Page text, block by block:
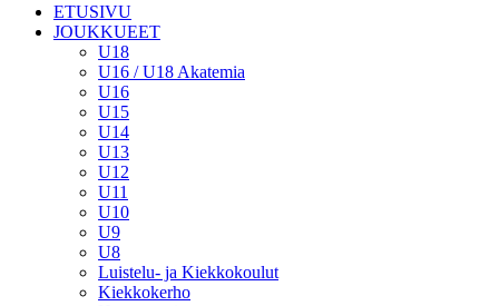
ETUSIVU
JOUKKUEET
U18
U16 / U18 Akatemia
U16
U15
U14
U13
U12
U11
U10
U9
U8
Luistelu- ja Kiekkokoulut
Kiekkokerho